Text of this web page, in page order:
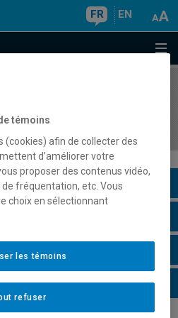
FR EN
témoins
(cookies) afin de collecter des
d’améliorer votre
proposer des contenus vidéo,
fréquentation, etc. Vous
choix en sélectionnant
refuser
les témoins